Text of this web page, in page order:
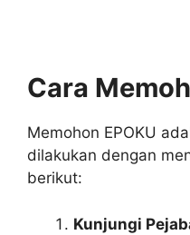
Cara
Memohon EPOKU
dilakukan dengan
berikut:
Kunjungi